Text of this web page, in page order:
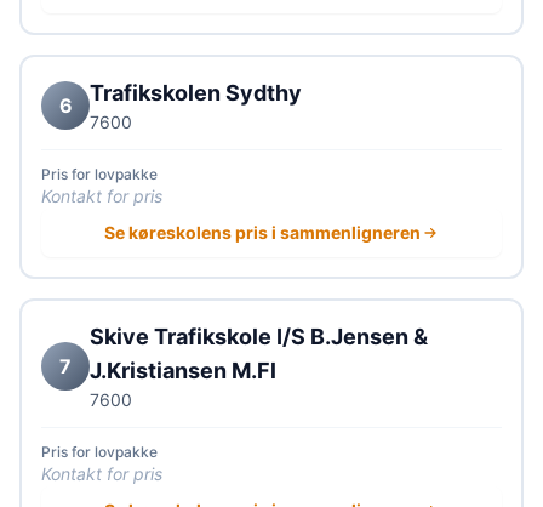
6 Trafikskolen Sydthy
7600
Pris for lovpakke
Kontakt for pris
Se køreskolens pris i sammenligneren
7
Skive Trafikskole I/S B.Jensen &
J.Kristiansen M.Fl
7600
Pris for lovpakke
Kontakt for pris